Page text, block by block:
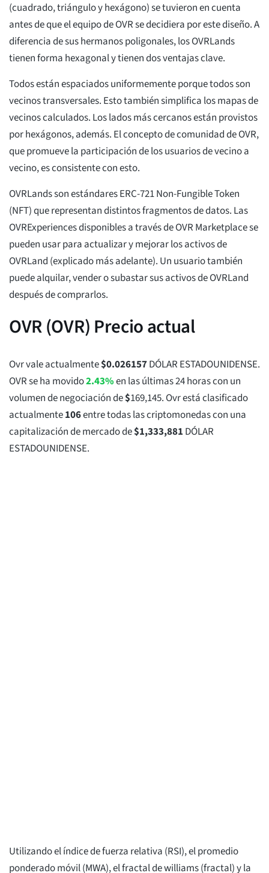
(cuadrado, triángulo y hexágono) se tuvieron en cuenta
antes de que el equipo de OVR se decidiera por este diseño. A
diferencia de sus hermanos poligonales, los OVRLands
tienen forma hexagonal y tienen dos ventajas clave.
Todos están espaciados uniformemente porque todos son
vecinos transversales. Esto también simplifica los mapas de
vecinos calculados. Los lados más cercanos están provistos
por hexágonos, además. El concepto de comunidad de OVR,
que promueve la participación de los usuarios de vecino a
vecino, es consistente con esto.
OVRLands son estándares ERC-721 Non-Fungible Token
(NFT) que representan distintos fragmentos de datos. Las
OVRExperiences disponibles a través de OVR Marketplace se
pueden usar para actualizar y mejorar los activos de
OVRLand (explicado más adelante). Un usuario también
puede alquilar, vender o subastar sus activos de OVRLand
después de comprarlos.
OVR (OVR) Precio actual
Ovr vale actualmente$0.026157DÓLAR ESTADOUNIDENSE.
OVR se ha movido2.43%en las últimas 24 horas con un
volumen de negociación de$169,145. Ovr está clasificado
actualmente106entre todas las criptomonedas con una
capitalización de mercado de$1,333,881 DÓLAR
ESTADOUNIDENSE.
Utilizando el índice de fuerza relativa (RSI), el promedio
ponderado móvil (MWA), el fractal de williams (fractal) y la